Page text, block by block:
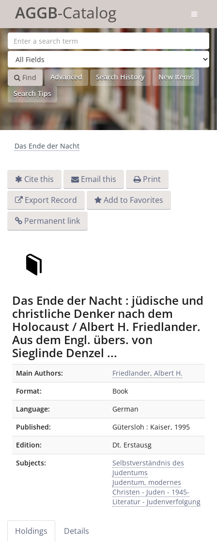
AGGB-Catalog
Find Advanced Search History
New Items
Search Tips
Das Ende der Nacht
Cite this Email this
Print
Export Record
Add to Favorites
Permanent link
Das Ende der Nacht : jüdische und
christliche Denker nach dem
Holocaust / Albert H. Friedlander.
Aus dem Engl. übers. von
Sieglinde Denzel ...
Bibliographic Details
Main Authors:
Friedlander, Albert H.
Format:
Book
Language:
German
Published:
Gütersloh : Kaiser, 1995
Edition:
Dt. Erstausg
Subjects:
Selbstverständnis des
Judentums
Judentum, modernes
Christen - Juden - 1945-
Literatur - Judenverfolgung
Holdings
Details